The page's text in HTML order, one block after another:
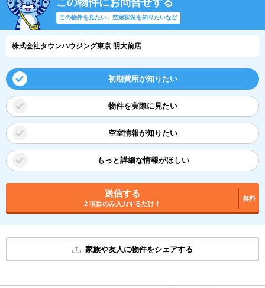
この物件にお問合せする
この物件を見たい、空室状況を知りたいなど
株式会社タウンハウジング東京 明大前店
初期費用が知りたい
物件を実際に見たい
空室情報が知りたい
もっと詳細な情報がほしい
送信する
2 項目のみ入力するだけ！
無料
家族や友人に物件をシェアする